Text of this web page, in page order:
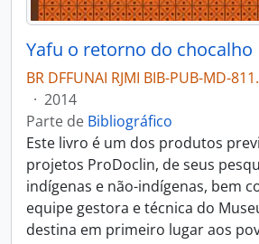
Yafu o retorno do chocalho
BR DFFUNAI RJMI BIB-PUB-MD-
· 2014
Parte de Bibliográfico
Este livro é um dos produtos
projetos ProDoclin, de seus
indígenas e não-indígenas, bem
equipe gestora e técnica do
destina em primeiro lugar aos